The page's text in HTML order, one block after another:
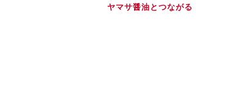
ヤマサ醤油とつながる